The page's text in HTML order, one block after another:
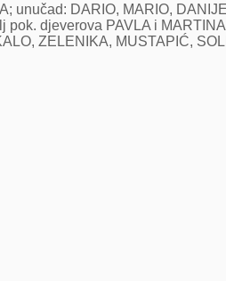
unučad: DARIO, MARIO,
djeverova PAVLA i
ZELENIKA, MUSTAPIĆ,